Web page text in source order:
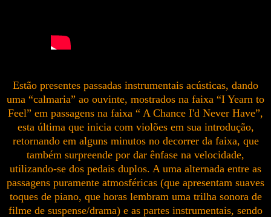
Estão presentes passadas instrumentais acústicas, dando
uma “calmaria” ao ouvinte, mostrados na faixa “I Yearn to
Feel” em passagens na faixa “ A Chance I'd Never Have”,
esta última que inicia com violões em sua introdução,
retornando em alguns minutos no decorrer da faixa, que
também surpreende por dar ênfase na velocidade,
utilizando-se dos pedais duplos. A uma alternada entre as
passagens puramente atmosféricas (que apresentam suaves
toques de piano, que horas lembram uma trilha sonora de
filme de suspense/drama) e as partes instrumentais, sendo